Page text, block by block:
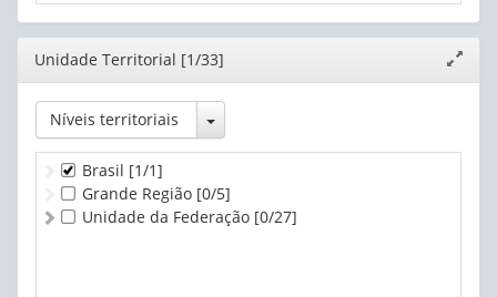
Editor
janela
Unidade Territorial [1/33]
Níveis territoriais Toggle Dropdown
Brasil [1/1]
Grande Região [0/5]
Unidade da Federação [0/27]